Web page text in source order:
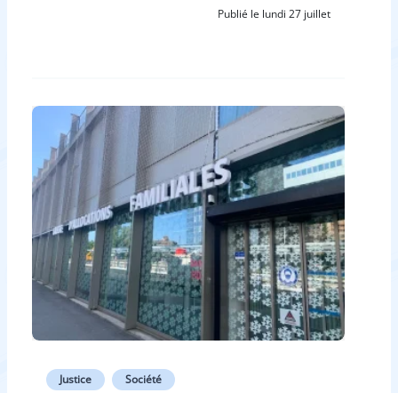
Publié le lundi 27 juillet
Justice Société